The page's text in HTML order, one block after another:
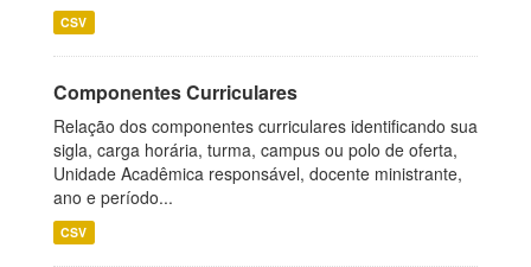
CSV
Componentes Curriculares
Relação dos componentes curriculares identificando sua
sigla, carga horária, turma, campus ou polo de oferta,
Unidade Acadêmica responsável, docente ministrante,
ano e período...
CSV